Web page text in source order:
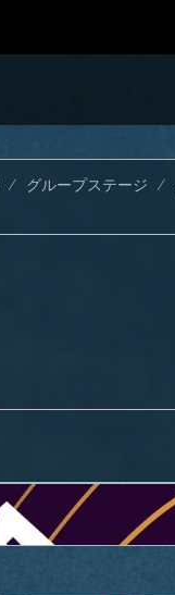
グループステージ